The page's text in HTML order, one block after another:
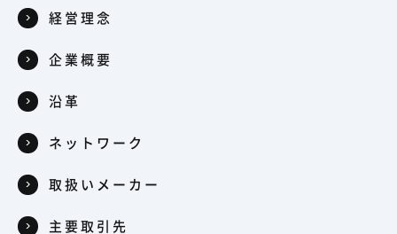
経営理念
企業概要
沿革
ネットワーク
取扱いメーカー
主要取引先